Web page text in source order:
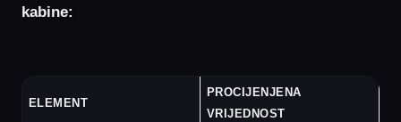
kabine:
ELEMENT
PROCIJENJENA
VRIJEDNOST